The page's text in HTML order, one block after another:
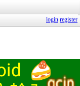
login register